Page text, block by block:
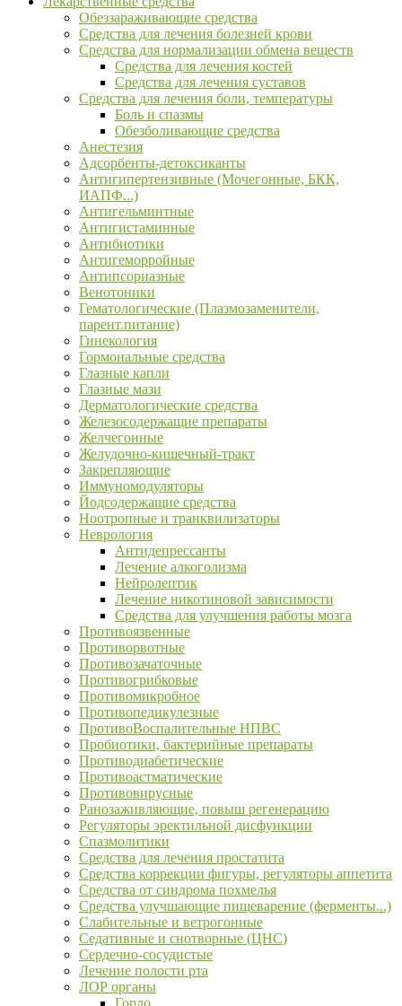
Обеззараживающие средства
Средства для лечения болезней крови
Средства для нормализации обмена веществ
Средства для лечения костей
Средства для лечения суставов
Средства для лечения боли, температуры
Боль и спазмы
Обезболивающие средства
Анестезия
Адсорбенты-детоксиканты
Антигипертензивные (Мочегонные, БКК,
ИАПФ...)
Антигельминтные
Антигистаминные
Антибиотики
Антигеморройные
Антипсориазные
Венотоники
Гематологические (Плазмозаменители,
парент.питание)
Гинекология
Гормональные средства
Глазные капли
Глазные мази
Дерматологические средства
Железосодержащие препараты
Желчегонные
Желудочно-кишечный-тракт
Закрепляющие
Иммуномодуляторы
Йодсодержащие средства
Ноотропные и транквилизаторы
Неврология
Антидепрессанты
Лечение алкоголизма
Нейролептик
Лечение никотиновой зависимости
Средства для улучшения работы мозга
Противоязвенные
Противорвотные
Противозачаточные
Противогрибковые
Противомикробное
Противопедикулезные
ПротивоВоспалительные НПВС
Пробиотики, бактерийные препараты
Противодиабетические
Противоастматические
Противовирусные
Ранозаживляющие, повыш регенерацию
Регуляторы эректильной дисфункции
Спазмолитики
Средства для лечения простатита
Средства коррекции фигуры, регуляторы аппетита
Средства от синдрома похмелья
Средства улучшающие пищеварение (ферменты...)
Слабительные и ветрогонные
Седативные и снотворные (ЦНС)
Сердечно-сосудистые
Лечение полости рта
ЛОР органы